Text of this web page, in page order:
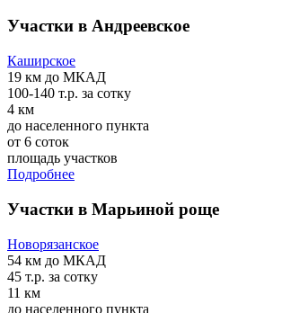
Участки в Андреевское
Каширское
19 км до МКАД
100-140 т.р. за сотку
4 км
до населенного пункта
от 6 соток
площадь участков
Подробнее
Участки в Марьиной роще
Новорязанское
54 км до МКАД
45 т.р. за сотку
11 км
до населенного пункта